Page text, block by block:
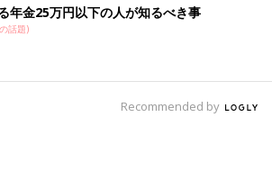
年金25万円以下の人が知るべき事
話題)
Recommended by